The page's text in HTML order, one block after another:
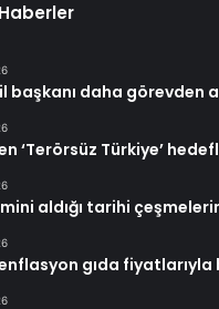
il başkanı daha görevden
‘Terörsüz Türkiye’
aldığı tarihi
gıda